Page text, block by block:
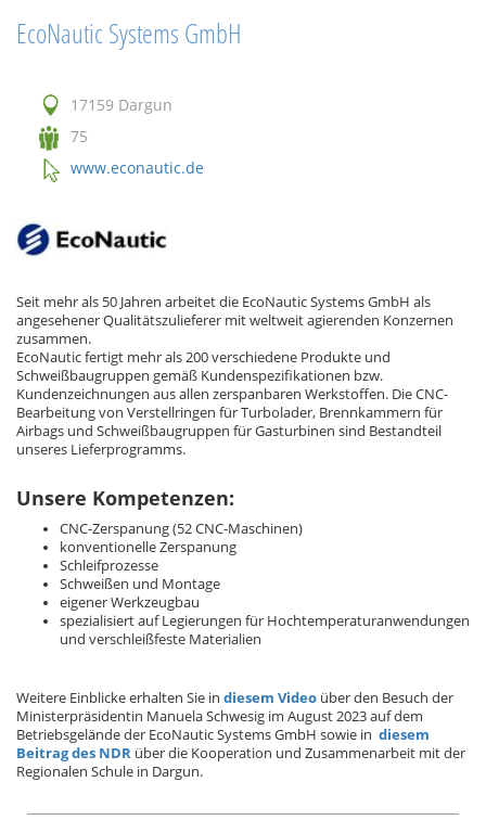
EcoNautic Systems GmbH
17159 Dargun
75
www.econautic.de
Seit mehr als 50 Jahren arbeitet die EcoNautic Systems GmbH als
angesehener Qualitätszulieferer mit weltweit agierenden Konzernen
zusammen.
EcoNautic fertigt mehr als 200 verschiedene Produkte und
Schweißbaugruppen gemäß Kundenspezifikationen bzw.
Kundenzeichnungen aus allen zerspanbaren Werkstoffen. Die CNC-
Bearbeitung von Verstellringen für Turbolader, Brennkammern für
Airbags und Schweißbaugruppen für Gasturbinen sind Bestandteil
unseres Lieferprogramms.
Unsere Kompetenzen:
CNC-Zerspanung (52 CNC-Maschinen)
konventionelle Zerspanung
Schleifprozesse
Schweißen und Montage
eigener Werkzeugbau
spezialisiert auf Legierungen für Hochtemperaturanwendungen
und verschleißfeste Materialien
Weitere Einblicke erhalten Sie in diesem Video über den Besuch der
Ministerpräsidentin Manuela Schwesig im August 2023 auf dem
Betriebsgelände der EcoNautic Systems GmbH sowie in diesem
Beitrag des NDR über die Kooperation und Zusammenarbeit mit der
Regionalen Schule in Dargun.